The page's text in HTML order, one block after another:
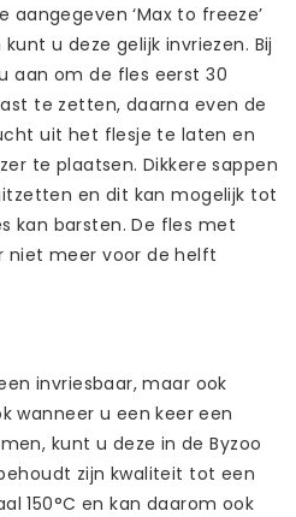
‘Max to freeze’
u deze gelijk invriezen. Bij
aan om de fles eerst 30
te zetten, daarna even de
uit het flesje te laten en
te plaatsen. Dikkere sappen
en dit kan mogelijk tot
kan barsten. De fles met
niet meer voor de helft
invriesbaar, maar ook
wanneer u een keer een
kunt u deze in de Byzoo
zijn kwaliteit tot een
150°C en kan daarom ook